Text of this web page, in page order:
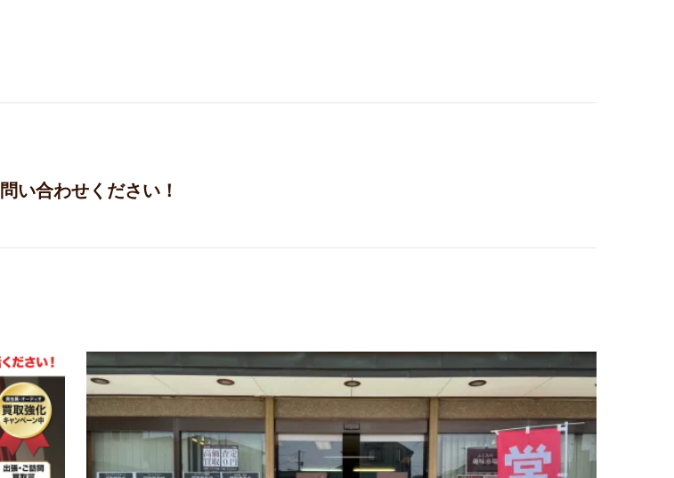
い合わせください！